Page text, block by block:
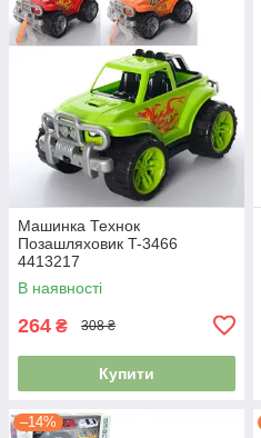
Машинка Технок
Позашляховик T-3466
4413217
В наявності
264 ₴ 308 ₴
Купити
–14%